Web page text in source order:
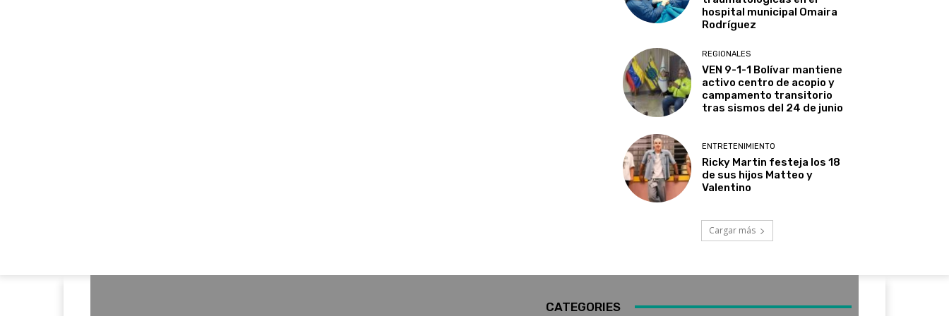
hospital municipal Omaira
Rodríguez
REGIONALES
VEN 9-1-1 Bolívar mantiene
activo centro de acopio y
campamento transitorio
tras sismos del 24 de junio
ENTRETENIMIENTO
Ricky Martin festeja los 18
de sus hijos Matteo y
Valentino
Cargar más
CATEGORIES